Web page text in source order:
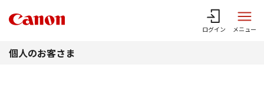
ログイン メニュー
個人のお客さま